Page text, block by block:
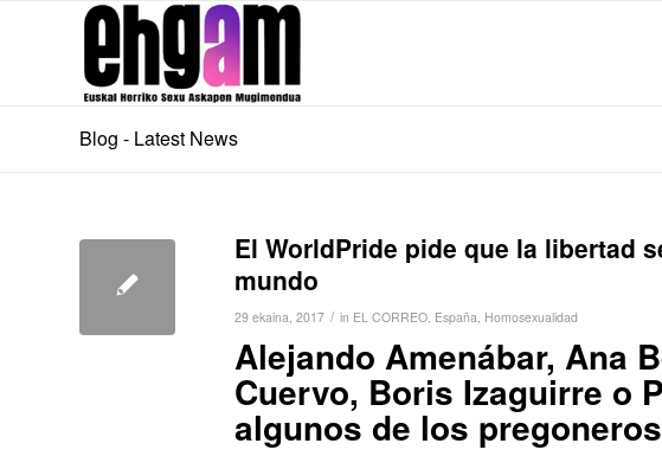
Blog - Latest News
El WorldPride pide que la libertad
mundo
29 ekaina, 2017 / in EL CORREO, España, Homosexualidad
Alejando Amenábar, Ana
Cuervo, Boris Izaguirre o
algunos de los